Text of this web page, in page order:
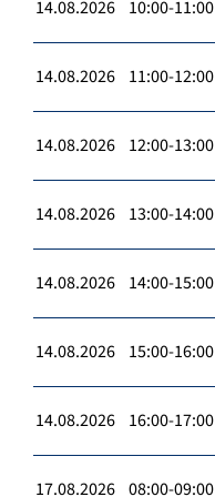
14.08.2026 10:00-11:00
14.08.2026 11:00-12:00
14.08.2026 12:00-13:00
14.08.2026 13:00-14:00
14.08.2026 14:00-15:00
14.08.2026 15:00-16:00
14.08.2026 16:00-17:00
17.08.2026 08:00-09:00